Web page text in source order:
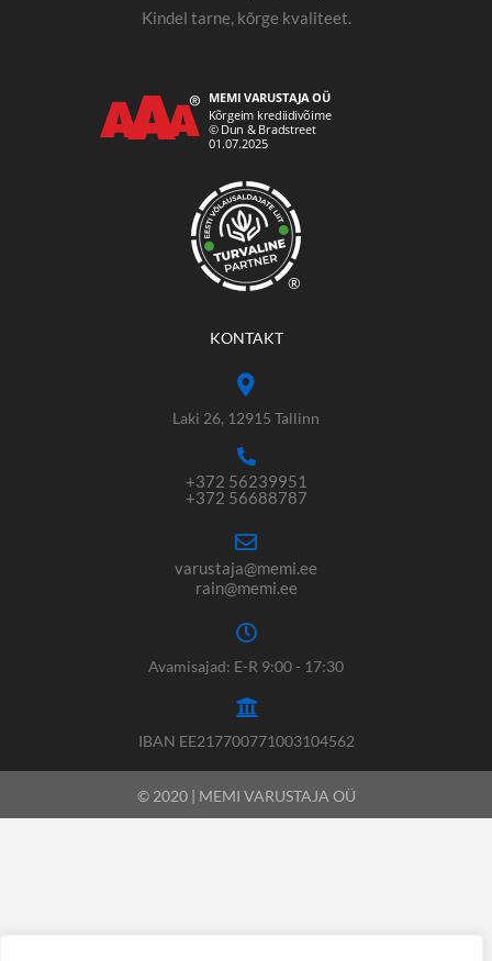
Kindel tarne, kõrge kvaliteet.
®
KONTAKT
Laki 26, 12915 Tallinn
+372 56239951
+372 56688787
varustaja@memi.ee
rain@memi.ee
Avamisajad: E-R 9:00 - 17:30
IBAN EE217700771003104562
© 2020 | MEMI VARUSTAJA OÜ